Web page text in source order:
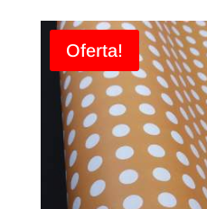
Oferta!